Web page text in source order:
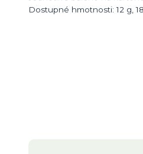
Dostupné hmotnosti: 12 g,